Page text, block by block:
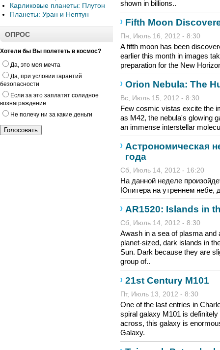
Карликовые планеты: Плутон
Планеты: Уран и Нептун
ОПРОС
Хотели бы Вы полететь в космос?
Да, это моя мечта
Да, при условии гарантий
безопасности
Если за это заплатят солидное
вознаграждение
Не полечу ни за какие деньги
shown in billions..
Fifth Moon
Пн, Июль 16, 2012 - 8:30
A fifth moon has been
earlier this month in images
preparation for the New
Orion Nebula: The
Вс, Июль 15, 2012 - 8:30
Few cosmic vistas excite the
as M42, the nebula's glowing
an immense interstellar
Астрономическая
года
Сб, Июль 14, 2012 - 16:20
На данной неделе
Юпитера на утреннем небе,
AR1520: Islands in
Сб, Июль 14, 2012 - 8:30
Awash in a sea of plasma
planet-sized, dark islands in
Sun. Dark because they are
group of..
21st Century M101
Пт, Июль 13, 2012 - 8:30
One of the last entries in
spiral galaxy M101 is
across, this galaxy is
Galaxy.